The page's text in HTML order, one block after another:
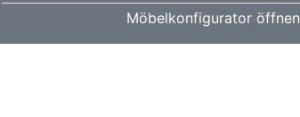
Möbelkonfigurator öffnen